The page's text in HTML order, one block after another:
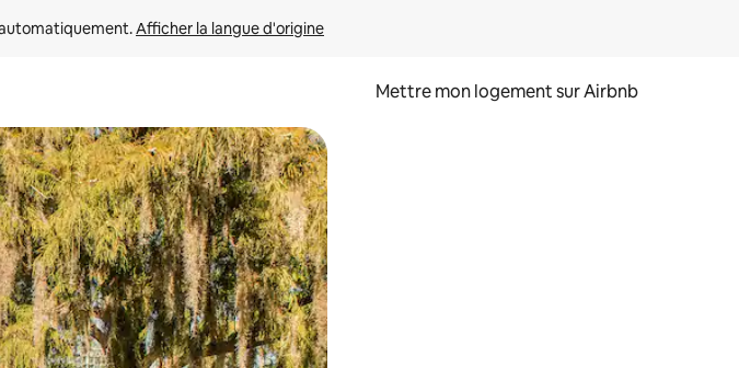
Afficher la langue d'origine
Mettre mon logement sur Airbnb